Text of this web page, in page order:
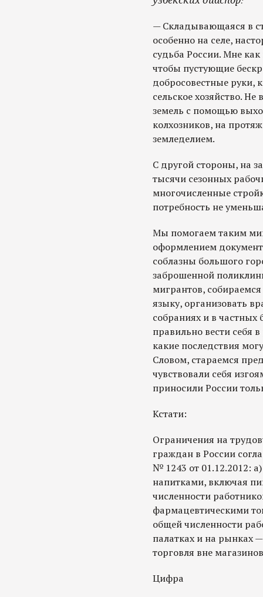
— Складывающаяся в
особенно на селе,
судьба России. Мне
чтобы пустующие
добросовестные руки,
сельское хозяйство.
земель с помощью
колхозников, на
земледелием.
С другой стороны, на
тысячи сезонных
многочисленные
потребность не
Мы помогаем таким
оформлением
соблазны большого
заброшенной
мигрантов,
языку, организовать
собраниях и в частных
правильно вести себя
какие последствия
Словом, стараемся
чувствовали себя
приносили России
Кстати:
Ограничения на
граждан в России
№ 1243 от 01.12.2012:
напитками, включая
численности
фармацевтическими
общей численности
палатках и на рынках
торговля вне
Цифра